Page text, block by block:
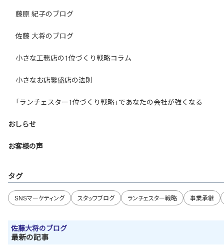
藤原 紀子のブログ
佐藤 大将のブログ
小さな工務店の1位づくり戦略コラム
小さなお店繁盛店の法則
「ランチェスター1位づくり戦略」であなたの会社が強くなる
おしらせ
お客様の声
タグ
SNSマーケティング スタッフブログ ランチェスター戦略 事業承継
佐藤大将のブログ
最新の記事